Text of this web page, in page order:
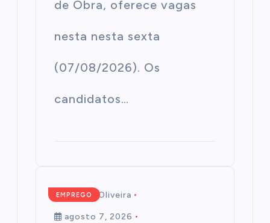
de Obra, oferece vagas
nesta nesta sexta
(07/08/2026). Os
candidatos…
EMPREGO
Mairim de Oliveira
agosto 7, 2026